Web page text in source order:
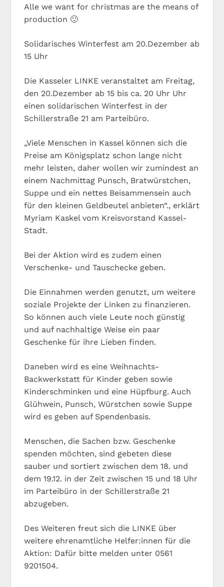
Alle we want for christmas are the means of
production 🙂
Solidarisches Winterfest am 20.Dezember ab
15 Uhr
Die Kasseler LINKE veranstaltet am Freitag,
den 20.Dezember ab 15 bis ca. 20 Uhr Uhr
einen solidarischen Winterfest in der
Schillerstraße 21 am Parteibüro.
„Viele Menschen in Kassel können sich die
Preise am Königsplatz schon lange nicht
mehr leisten, daher wollen wir zumindest an
einem Nachmittag Punsch, Bratwürstchen,
Suppe und ein nettes Beisammensein auch
für den kleinen Geldbeutel anbieten“., erklärt
Myriam Kaskel vom Kreisvorstand Kassel-
Stadt.
Bei der Aktion wird es zudem einen
Verschenke- und Tauschecke geben.
Die Einnahmen werden genutzt, um weitere
soziale Projekte der Linken zu finanzieren.
So können auch viele Leute noch günstig
und auf nachhaltige Weise ein paar
Geschenke für ihre Lieben finden.
Daneben wird es eine Weihnachts-
Backwerkstatt für Kinder geben sowie
Kinderschminken und eine Hüpfburg. Auch
Glühwein, Punsch, Würstchen sowie Suppe
wird es geben auf Spendenbasis.
Menschen, die Sachen bzw. Geschenke
spenden möchten, sind gebeten diese
sauber und sortiert zwischen dem 18. und
dem 19.12. in der Zeit zwischen 15 und 18 Uhr
im Parteibüro in der Schillerstraße 21
abzugeben.
Des Weiteren freut sich die LINKE über
weitere ehrenamtliche Helfer:innen für die
Aktion: Dafür bitte melden unter 0561
9201504.